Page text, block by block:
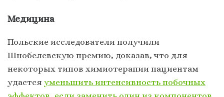
Медицина
Польские исследователи получили
Шнобелевскую премию, доказав, что для
некоторых типов химиотерапии пациентам
удастся уменьшить интенсивность побочных